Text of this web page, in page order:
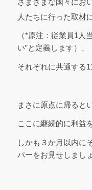
人たちに行った取材
（*原注：従業員1人
い”と定義します）、
それぞれに共通する
まさに原点に帰ると
ここに継続的に利益
しかも３か月以内に
パーをお見せしましょ